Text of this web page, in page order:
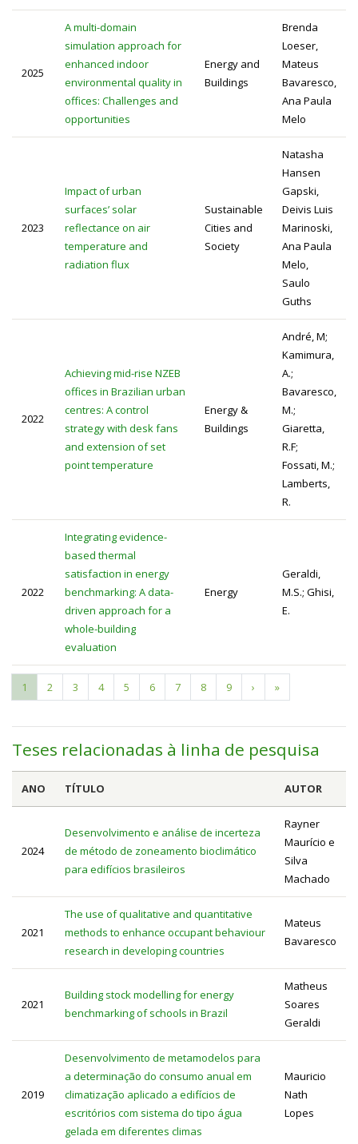
2025
A multi-domain
simulation approach for
enhanced indoor
environmental quality in
offices: Challenges and
opportunities
Energy and
Buildings
Brenda
Loeser,
Mateus
Bavaresco,
Ana Paula
Melo
2023
Impact of urban
surfaces’ solar
reflectance on air
temperature and
radiation flux
Sustainable
Cities and
Society
Natasha
Hansen
Gapski,
Deivis Luis
Marinoski,
Ana Paula
Melo,
Saulo
Guths
2022
Achieving mid-rise NZEB
offices in Brazilian urban
centres: A control
strategy with desk fans
and extension of set
point temperature
Energy &
Buildings
André, M;
Kamimura,
A.;
Bavaresco,
M.;
Giaretta,
R.F;
Fossati, M.;
Lamberts,
R.
2022
Integrating evidence-
based thermal
satisfaction in energy
benchmarking: A data-
driven approach for a
whole-building
evaluation
Energy
Geraldi,
M.S.; Ghisi,
E.
Paginação
Página
atual
1 Page
2 Page
3 Page
4 Page
5 Page
6 Page
7 Page
8 Page
9
Próxima
página
›
Última
página
»
Teses relacionadas à linha de pesquisa
ANO TÍTULO AUTOR
2024
Desenvolvimento e análise de incerteza
de método de zoneamento bioclimático
para edifícios brasileiros
Rayner
Maurício e
Silva
Machado
2021
The use of qualitative and quantitative
methods to enhance occupant behaviour
research in developing countries
Mateus
Bavaresco
2021
Building stock modelling for energy
benchmarking of schools in Brazil
Matheus
Soares
Geraldi
2019
Desenvolvimento de metamodelos para
a determinação do consumo anual em
climatização aplicado a edifícios de
escritórios com sistema do tipo água
gelada em diferentes climas
Mauricio
Nath
Lopes